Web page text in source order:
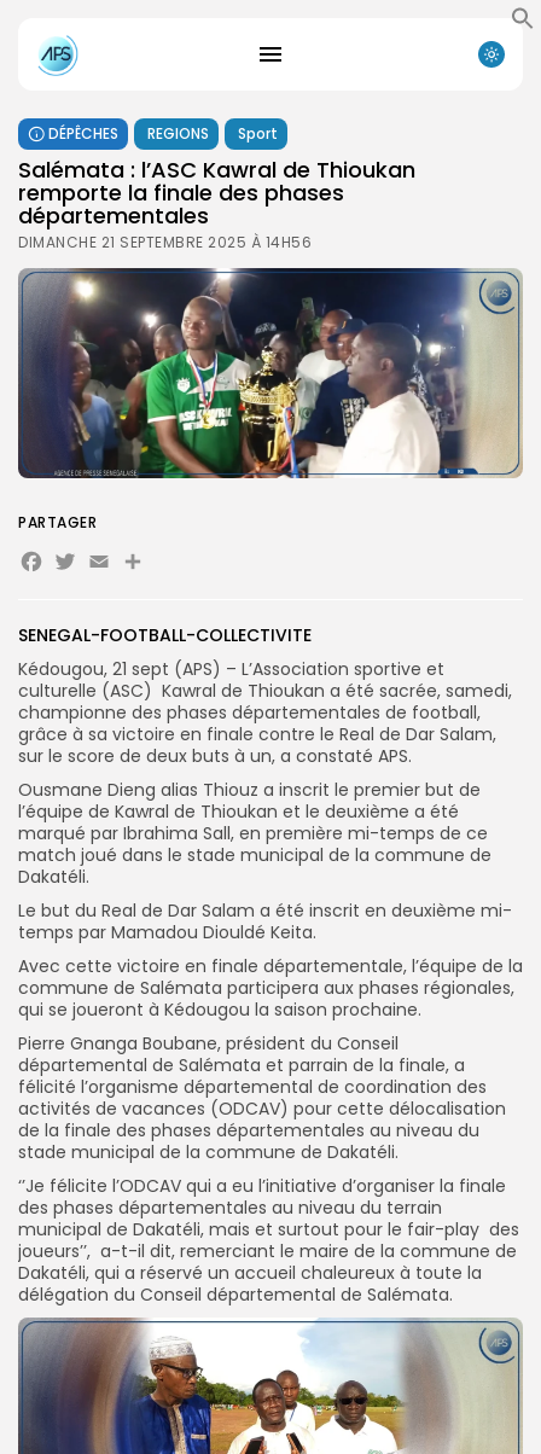
for:
Button
FR
DÉPÊCHES REGIONS Sport
Salémata : l’ASC Kawral de Thioukan
remporte la finale des phases
départementales
DIMANCHE 21 SEPTEMBRE 2025 À 14H56
SENEGAL-FOOTBALL-COLLECTIVITE
Kédougou, 21 sept (APS) – L’Association sportive et
culturelle (ASC) Kawral de Thioukan a été sacrée, samedi,
championne des phases départementales de football,
grâce à sa victoire en finale contre le Real de Dar Salam,
sur le score de deux buts à un, a constaté APS.
Ousmane Dieng alias Thiouz a inscrit le premier but de
l’équipe de Kawral de Thioukan et le deuxième a été
marqué par Ibrahima Sall, en première mi-temps de ce
match joué dans le stade municipal de la commune de
Dakatéli.
Le but du Real de Dar Salam a été inscrit en deuxième mi-
temps par Mamadou Diouldé Keita.
Avec cette victoire en finale départementale, l’équipe de la
commune de Salémata participera aux phases régionales,
qui se joueront à Kédougou la saison prochaine.
Pierre Gnanga Boubane, président du Conseil
départemental de Salémata et parrain de la finale, a
félicité l’organisme départemental de coordination des
activités de vacances (ODCAV) pour cette délocalisation
de la finale des phases départementales au niveau du
stade municipal de la commune de Dakatéli.
‘’Je félicite l’ODCAV qui a eu l’initiative d’organiser la finale
des phases départementales au niveau du terrain
municipal de Dakatéli, mais et surtout pour le fair-play des
joueurs’’, a-t-il dit, remerciant le maire de la commune de
Dakatéli, qui a réservé un accueil chaleureux à toute la
délégation du Conseil départemental de Salémata.
PARTAGER
Facebook
Twitter
EmailPartager